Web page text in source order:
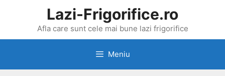
Lazi-Frigorifice.ro
Afla care sunt cele mai bune lazi frigorifice
Meniu